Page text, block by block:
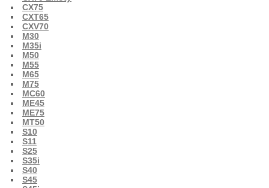
CX75
CXT65
CXV70
M30
M35i
M50
M55
M65
M75
MC60
ME45
ME75
MT50
S10
S11
S25
S35i
S40
S45